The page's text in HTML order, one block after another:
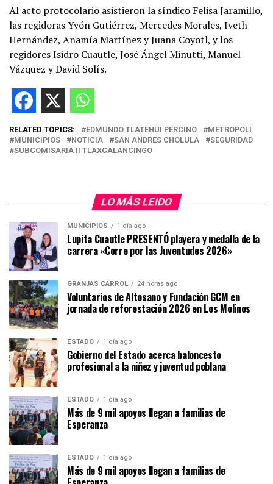
Al acto protocolario asistieron la síndico Felisa Jaramillo,
las regidoras Yvón Gutiérrez, Mercedes Morales, Iveth
Hernández, Anamía Martínez y Juana Coyotl, y los
regidores Isidro Cuautle, José Ángel Minutti, Manuel
Vázquez y David Solís.
RELATED TOPICS: EDMUNDO TLATEHUI PERCINO
METROPOLI
MUNICIPIOS
NOTICIA SAN ANDRES CHOLULA
SEGURIDAD
SUBCOMISARIA II TLAXCALANCINGO
LO MÁS LEIDO
MUNICIPIOS 1 día ago
Lupita Cuautle PRESENTÓ playera y medalla de la
carrera «Corre por las Juventudes 2026»
GRANJAS CARROL 24 horas ago
Voluntarios de Altosano y Fundación GCM en
jornada de reforestación 2026 en Los Molinos
ESTADO 1 día ago
Gobierno del Estado acerca baloncesto
profesional a la niñez y juventud poblana
ESTADO 1 día ago
Más de 9 mil apoyos llegan a familias de
Esperanza
ESTADO 1 día ago
Más de 9 mil apoyos llegan a familias de